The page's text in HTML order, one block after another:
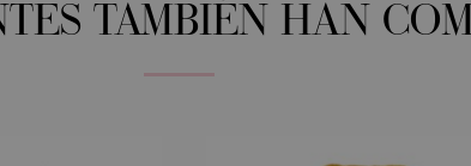
TAMBIÉN HAN